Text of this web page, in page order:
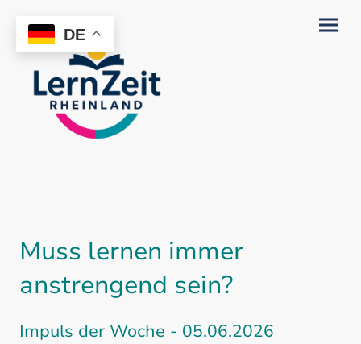
Muss lernen immer
anstrengend sein?
Impuls der Woche - 05.06.2026
DE